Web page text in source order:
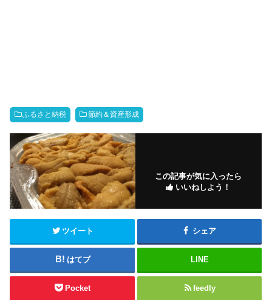
ふるさと納税 節約＆資産形成
この記事が気に入ったら
いいねしよう！
ツイート シェア
はてブ LINE
Pocket feedly